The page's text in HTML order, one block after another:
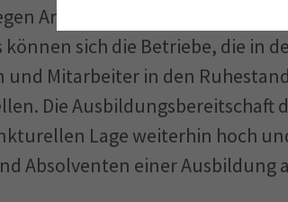
Arbeitslosigkeit, denn nur mit
können sich die Betriebe, die in
Mitarbeiter in den
Die Ausbildungsbereitschaft
Lage weiterhin hoch
Absolventen einer Ausbildung